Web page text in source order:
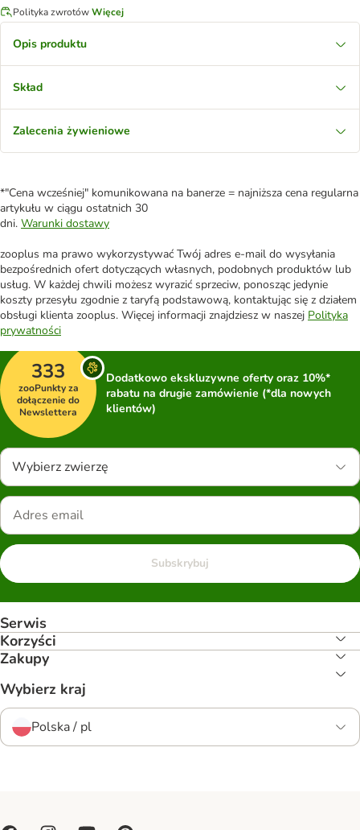
Polityka zwrotówWięcej
Opis produktu
Skład
Zalecenia żywieniowe
*"Cena wcześniej" komunikowana na banerze = najniższa cena regularna
artykułu w ciągu ostatnich 30
dni. Warunki dostawy
zooplus ma prawo wykorzystywać Twój adres e-mail do wysyłania
bezpośrednich ofert dotyczących własnych, podobnych produktów lub
usług. W każdej chwili możesz wyrazić sprzeciw, ponosząc jedynie
koszty przesyłu zgodnie z taryfą podstawową, kontaktując się z działem
obsługi klienta zooplus. Więcej informacji znajdziesz w naszej Polityka
prywatności
333
zooPunkty za
dołączenie do
Newslettera
Dodatkowo ekskluzywne oferty oraz 10%*
rabatu na drugie zamówienie (*dla nowych
klientów)
Wybierz zwierzę
Subskrybuj
Serwis
Korzyści
Zakupy
Wybierz kraj
Polska / pl